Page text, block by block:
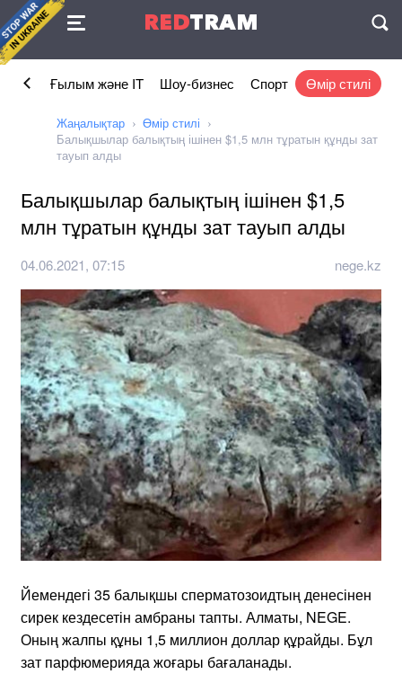
REDTRAM
Келісімі
Ғылым және IT Шоу-бизнес Спорт Өмір стилі
Жаңалықтар
Өмір стилі
Балықшылар балықтың ішінен $1,5 млн тұратын құнды зат
тауып алды
Балықшылар балықтың ішінен $1,5
млн тұратын құнды зат тауып алды
04.06.2021, 07:15 nege.kz
Йемендегі 35 балықшы сперматозоидтың денесінен
сирек кездесетін амбраны тапты. Алматы, NEGE.
Оның жалпы құны 1,5 миллион доллар құрайды. Бұл
зат парфюмерияда жоғары бағаланады.